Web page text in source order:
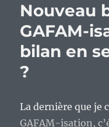
Nouveau
GAFAM-
bilan en
?
La dernière que je
GAFAM-isation,